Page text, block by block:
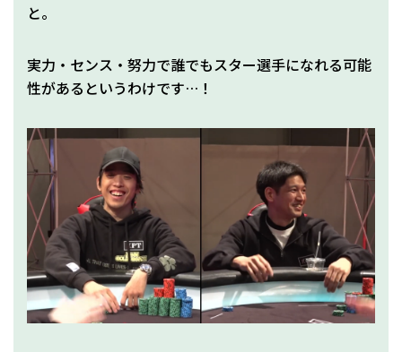
と。
実力・センス・努力で誰でもスター選手になれる可能
性があるというわけです…！